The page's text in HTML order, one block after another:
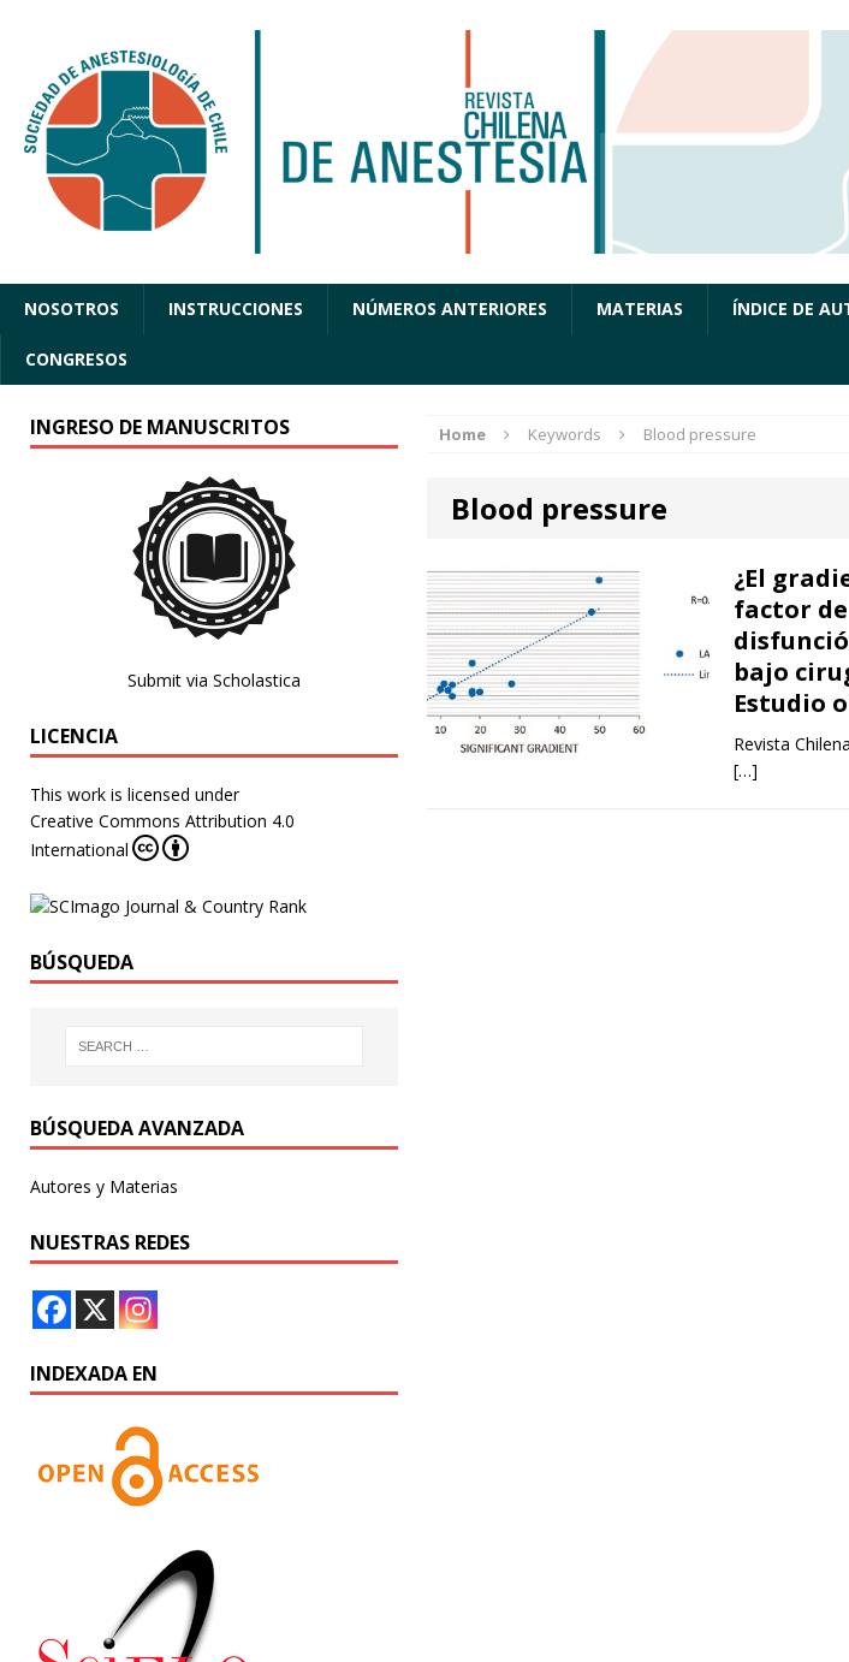
NOSOTROS INSTRUCCIONES NÚMEROS ANTERIORES MATERIAS ÍNDICE DE
CONGRESOS
Home Keywords Blood pressure
Blood pressure
¿El
factor
bajo
Estudio
Revista
[…]
INGRESO DE MANUSCRITOS
Submit via Scholastica
LICENCIA
This work is licensed under
Creative Commons Attribution 4.0
International
BÚSQUEDA
BÚSQUEDA AVANZADA
Autores y Materias
NUESTRAS REDES
INDEXADA EN